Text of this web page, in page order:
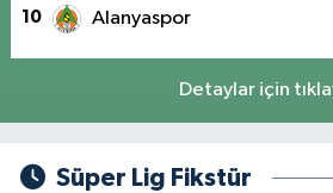
10 Alanyaspor
Detaylar için
Süper Lig Fikstür